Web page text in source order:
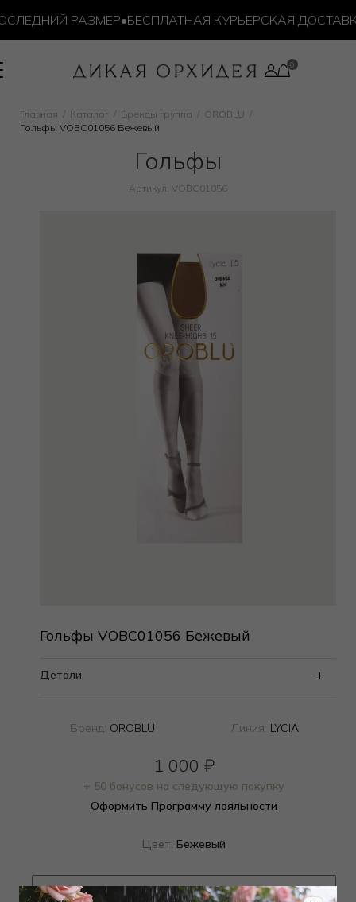
РАЗМЕР•БЕСПЛАТНАЯ КУРЬЕРСКАЯ ДОСТАВКА
Главная Каталог Бренды группа
OROBLU
Гольфы VOBC01056 Бежевый
Гольфы
Артикул: VOBC01056
Гольфы VOBC01056 Бежевый
Детали
Бренд: OROBLU Линия: LYCIA
1 000 ₽
+ 50 бонусов на следующую покупку
Оформить Программу лояльности
Цвет: Бежевый